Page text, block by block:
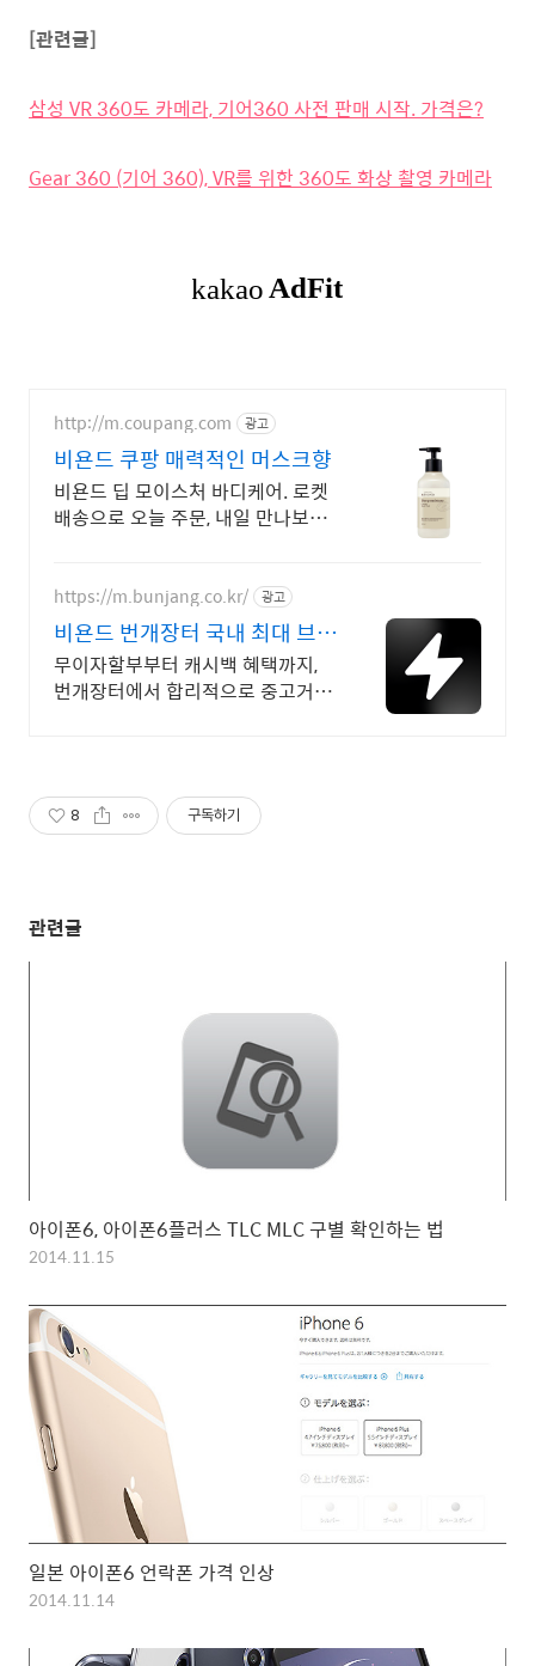
[관련글]
삼성 VR 360도 카메라, 기어360 사전 판매 시작. 가격은?
Gear 360 (기어 360), VR를 위한 360도 화상 촬영 카메라
http://m.coupang.com 광고
비욘드 쿠팡 매력적인 머스크향
비욘드 딥 모이스처 바디케어. 로켓
배송으로 오늘 주문, 내일 만나보세
https://m.bunjang.co.kr/ 광고
비욘드 번개장터 국내 최대 브랜
드 중고거래
무이자할부부터 캐시백 혜택까지,
번개장터에서 합리적으로 중고거래
8 구독하기
관련글
아이폰6, 아이폰6플러스 TLC MLC 구별 확인하는 법
2014.11.15
일본 아이폰6 언락폰 가격 인상
2014.11.14